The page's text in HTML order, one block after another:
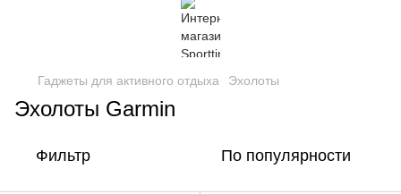
Гаджеты для активного отдыха Эхолоты
Эхолоты Garmin
Фильтр По популярности